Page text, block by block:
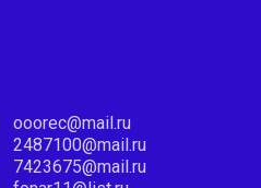
ooorec@mail.ru
2487100@mail.ru
7423675@mail.ru